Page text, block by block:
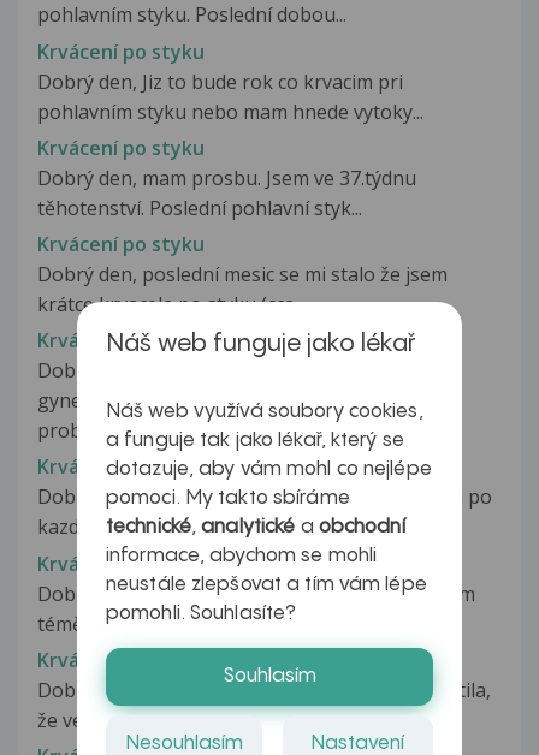
pohlavním styku. Poslední dobou...
Krvácení po styku
Dobrý den, Jiz to bude rok co krvacim pri
pohlavním styku nebo mam hnede vytoky...
Krvácení po styku
Dobrý den, mam prosbu. Jsem ve 37.týdnu
těhotenství. Poslední pohlavní styk...
Krvácení po styku
Dobrý den, poslední mesic se mi stalo že jsem
krátce krvacela po styku (cca...
Krvácení po styku
Dobrý den. Pravidelně chodím ke
gynekologovi,nikdy jsem neměla
problémy,výsledky...
Krvácení po styku
Dobry den, jiz pres mesic,mivam slabsi krvaceni po
kazdem intimnim styku.Neni...
Krvácení po styku
Dobrý den, S přítelem máme problém,že krvácím
téměř po každém styku. Krvácení...
Krvácení po styku
Dobrý den, dnes jsem po sexu s partnerem zjistila,
že velmi mírně krvácím....
Náš web funguje jako lékař
Náš web využívá soubory cookies,
a funguje tak jako lékař, který se
dotazuje, aby vám mohl co nejlépe
pomoci. My takto sbíráme
technické,analytické a obchodní
informace, abychom se mohli
neustále zlepšovat a tím vám lépe
pomohli. Souhlasíte?
Souhlasím
Nesouhlasím Nastavení